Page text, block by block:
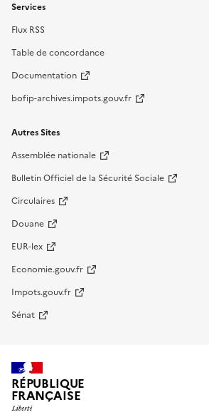
Services
Flux RSS
Table de concordance
Documentation
bofip-archives.impots.gouv.fr
Autres Sites
Assemblée nationale
Bulletin Officiel de la Sécurité Sociale
Circulaires
Douane
EUR-lex
Economie.gouv.fr
Impots.gouv.fr
Sénat
RÉPUBLIQUE
FRANÇAISE